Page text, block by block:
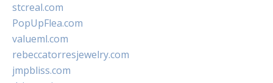
stcreal.com
PopUpFlea.com
valueml.com
rebeccatorresjewelry.com
jmpbliss.com